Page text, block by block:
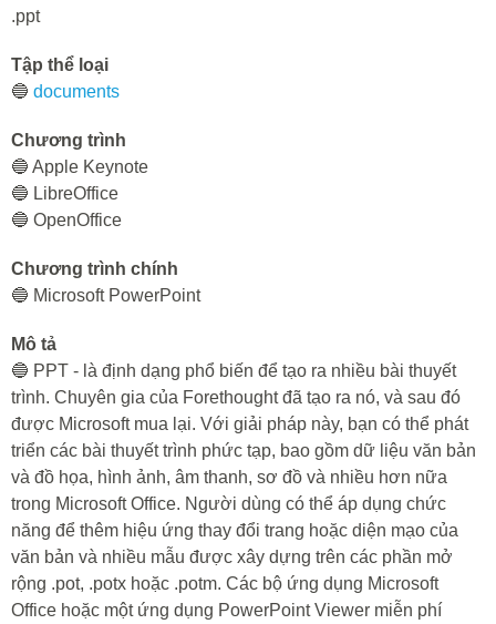
.ppt
Tập thể loại
🔵 documents
Chương trình
🔵 Apple Keynote
🔵 LibreOffice
🔵 OpenOffice
Chương trình chính
🔵 Microsoft PowerPoint
Mô tả
🔵 PPT - là định dạng phổ biến để tạo ra nhiều bài thuyết
trình. Chuyên gia của Forethought đã tạo ra nó, và sau đó
được Microsoft mua lại. Với giải pháp này, bạn có thể phát
triển các bài thuyết trình phức tạp, bao gồm dữ liệu văn bản
và đồ họa, hình ảnh, âm thanh, sơ đồ và nhiều hơn nữa
trong Microsoft Office. Người dùng có thể áp dụng chức
năng để thêm hiệu ứng thay đổi trang hoặc diện mạo của
văn bản và nhiều mẫu được xây dựng trên các phần mở
rộng .pot, .potx hoặc .potm. Các bộ ứng dụng Microsoft
Office hoặc một ứng dụng PowerPoint Viewer miễn phí